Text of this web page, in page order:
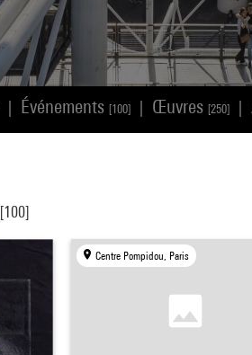
Événements [100] Œuvres [250]
[100]
Centre Pompidou, Paris